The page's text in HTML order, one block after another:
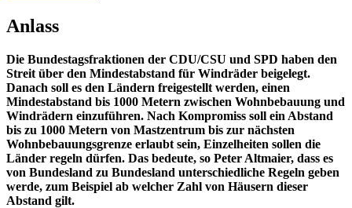
Anlass
Die Bundestagsfraktionen der CDU/CSU und SPD haben den
Streit über den Mindestabstand für Windräder beigelegt.
Danach soll es den Ländern freigestellt werden, einen
Mindestabstand bis 1000 Metern zwischen Wohnbebauung und
Windrädern einzuführen. Nach Kompromiss soll ein Abstand
bis zu 1000 Metern von Mastzentrum bis zur nächsten
Wohnbebauungsgrenze erlaubt sein, Einzelheiten sollen die
Länder regeln dürfen. Das bedeute, so Peter Altmaier, dass es
von Bundesland zu Bundesland unterschiedliche Regeln geben
werde, zum Beispiel ab welcher Zahl von Häusern dieser
Abstand gilt.